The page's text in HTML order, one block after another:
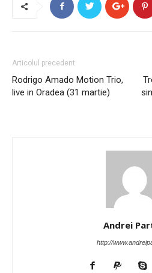
Articolul precedent
Rodrigo Amado Motion Trio,
live in Oradea (31 martie)
Andrei
http://